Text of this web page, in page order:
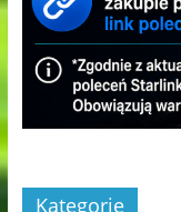
Kategorie